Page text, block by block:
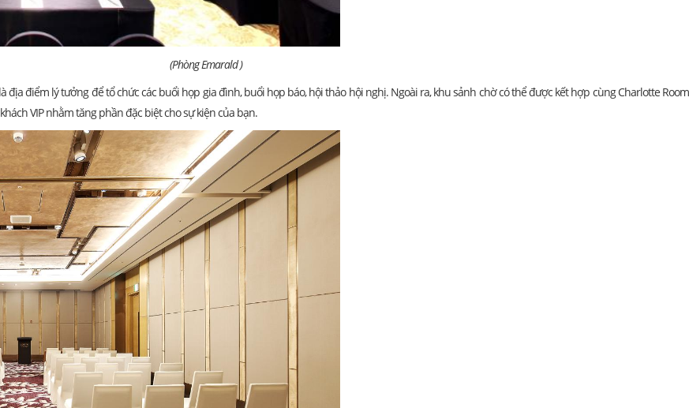
(Phòng Emarald )
địa điểm lý tưởng để tổ chức các buổi họp gia đình, buổi họp báo, hội thảo hội nghị. Ngoài ra, khu sảnh chờ có thể được kết hợp cùng Charlotte
VIP nhằm tăng phần đặc biệt cho sự kiện của bạn.